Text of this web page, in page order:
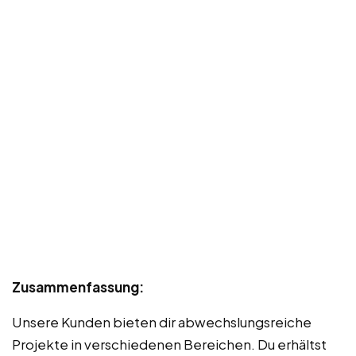
Zusammenfassung:
Unsere Kunden bieten dir abwechslungsreiche
Projekte in verschiedenen Bereichen. Du erhältst